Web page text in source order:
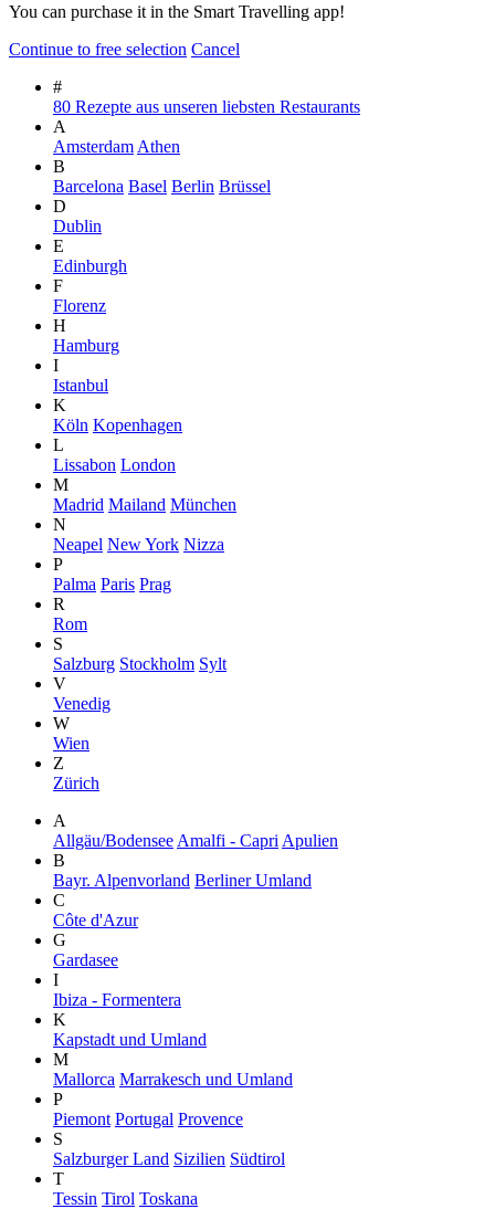
You can purchase it in the Smart Travelling app!
Continue to free selection Cancel
#
80 Rezepte aus unseren liebsten Restaurants
A
Amsterdam Athen
B
Barcelona Basel Berlin Brüssel
D
Dublin
E
Edinburgh
F
Florenz
H
Hamburg
I
Istanbul
K
Köln Kopenhagen
L
Lissabon London
M
Madrid Mailand München
N
Neapel New York Nizza
P
Palma Paris Prag
R
Rom
S
Salzburg Stockholm Sylt
V
Venedig
W
Wien
Z
Zürich
A
Allgäu/Bodensee Amalfi - Capri Apulien
B
Bayr. Alpenvorland Berliner Umland
C
Côte d'Azur
G
Gardasee
I
Ibiza - Formentera
K
Kapstadt und Umland
M
Mallorca Marrakesch und Umland
P
Piemont Portugal Provence
S
Salzburger Land Sizilien Südtirol
T
Tessin Tirol Toskana